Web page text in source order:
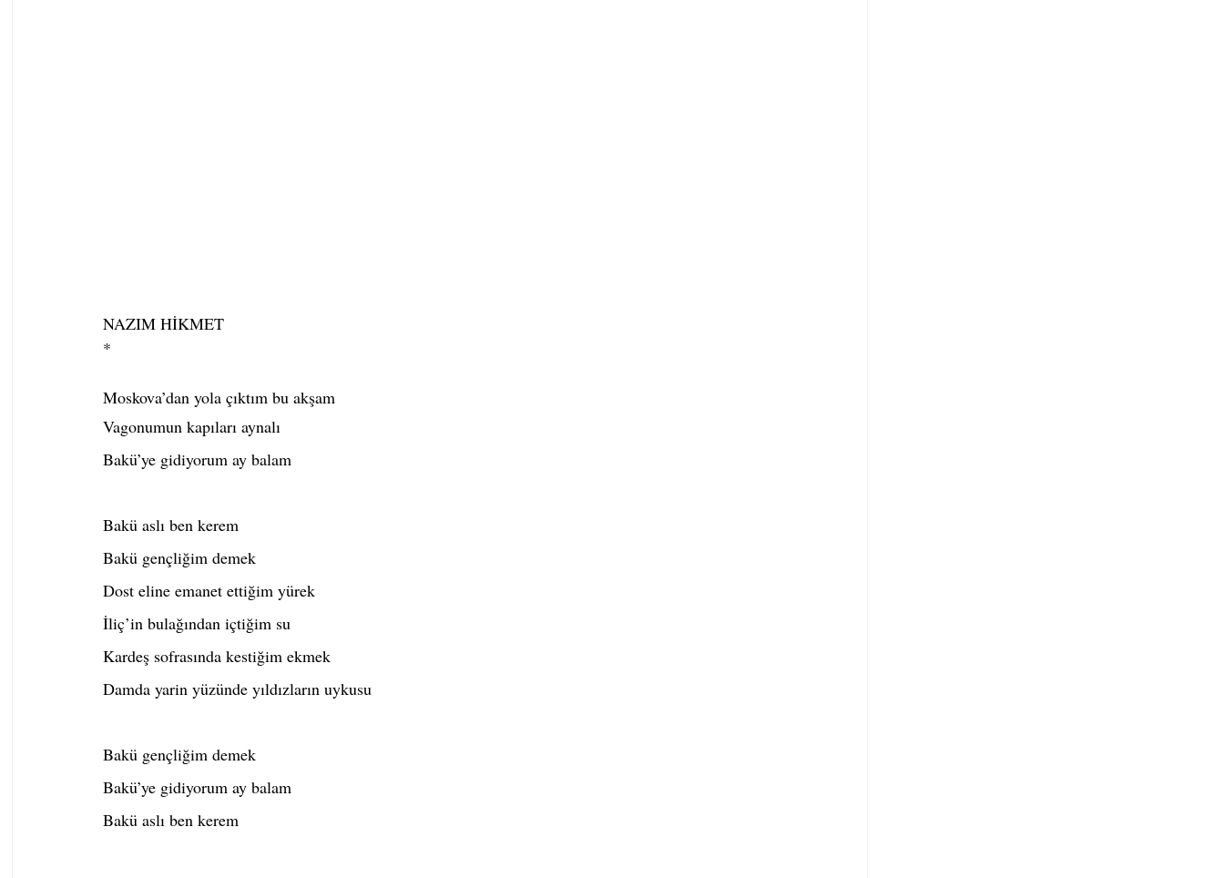
NAZIM HİKMET
*
Moskova’dan yola çıktım bu akşam
Vagonumun kapıları aynalı
Bakü’ye gidiyorum ay balam
Bakü aslı ben kerem
Bakü gençliğim demek
Dost eline emanet ettiğim yürek
İliç’in bulağından içtiğim su
Kardeş sofrasında kestiğim ekmek
Damda yarin yüzünde yıldızların uykusu
Bakü gençliğim demek
Bakü’ye gidiyorum ay balam
Bakü aslı ben kerem